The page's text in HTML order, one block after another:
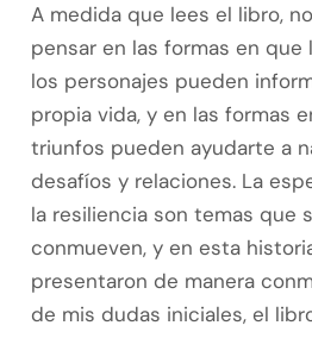
A medida que lees el libro,
pensar en las formas en que
los personajes pueden
propia vida, y en las formas
triunfos pueden ayudarte a
desafíos y relaciones. La
la resiliencia son temas que
conmueven, y en esta
presentaron de manera
de mis dudas iniciales, el